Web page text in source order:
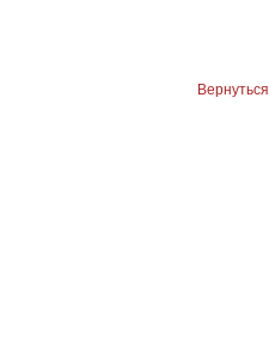
Вернуться